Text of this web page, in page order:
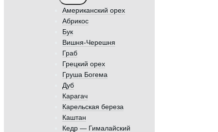
Американский орех
Абрикос
Бук
Вишня-Черешня
Граб
Грецкий орех
Груша Богема
Дуб
Карагач
Карельская береза
Каштан
Кедр — Гималайский